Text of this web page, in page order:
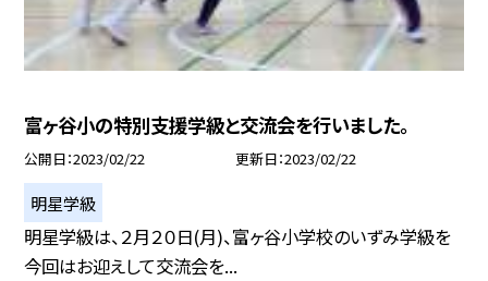
富ヶ谷小の特別支援学級と交流会を行いました。
公開日 2023/02/22 更新日 2023/02/22
明星学級
明星学級は、２月２０日(月)、富ヶ谷小学校のいずみ学級を
今回はお迎えして交流会を...